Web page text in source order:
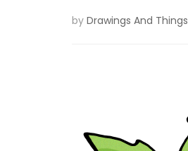
by Drawings And Things